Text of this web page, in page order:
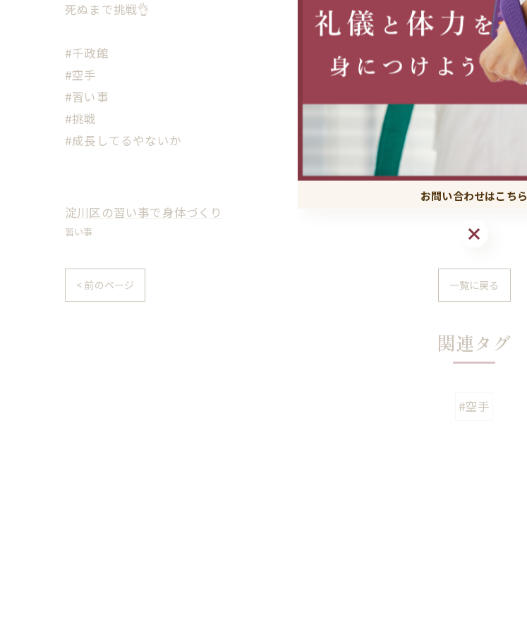
死ぬまで挑戦👌
#千政館
#空手
#習い事
#挑戦
#成長してるやないか
淀川区の習い事で身体づくり
習い事
< 前のページ 一覧に戻る
関連タグ
#空手
お問い合わせはこちら
お問い合わせはこちら